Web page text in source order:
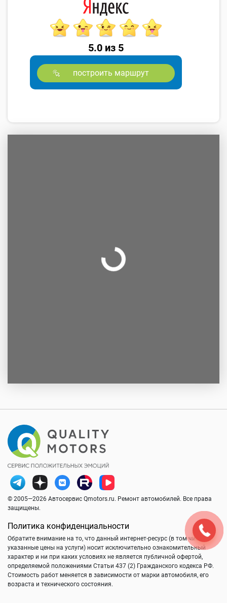
5.0 из 5
построить маршрут
© 2005—2026 Автосервис Qmotors.ru. Ремонт автомобилей. Все права
защищены.
Политика конфиденциальности
Обратите внимание на то, что данный интернет-ресурс (в том числе
указанные цены на услуги) носит исключительно ознакомительный
характер и ни при каких условиях не является публичной офертой,
определяемой положениями Статьи 437 (2) Гражданского кодекса РФ.
Стоимость работ меняется в зависимости от марки автомобиля, его
возраста и технического состояния.